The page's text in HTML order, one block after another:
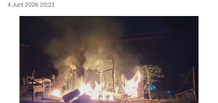
4 Juni 2026 20:21